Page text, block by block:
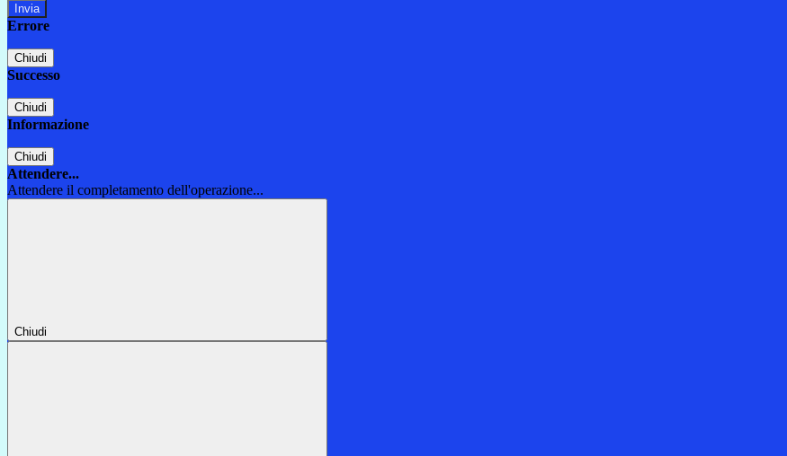
Errore
Chiudi
Successo
Chiudi
Informazione
Chiudi
Attendere...
Attendere il completamento dell'operazione...
Chiudi